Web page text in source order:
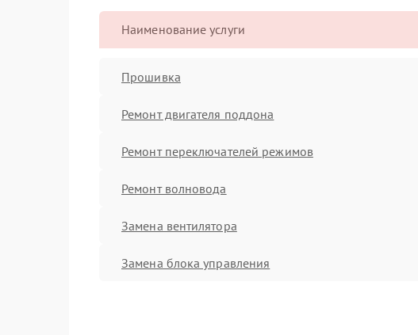
Наименование услуги
Прошивка
Ремонт двигателя поддона
Ремонт переключателей режимов
Ремонт волновода
Замена вентилятора
Замена блока управления